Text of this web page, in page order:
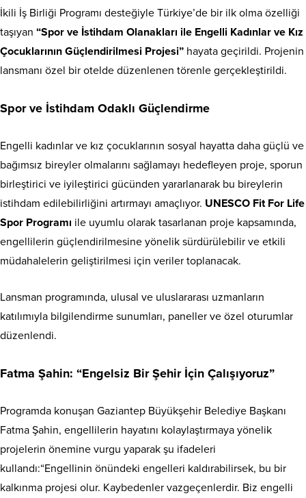
İkili İş Birliği Programı desteğiyle Türkiye’de bir ilk olma özelliği
taşıyan “Spor ve İstihdam Olanakları ile Engelli Kadınlar ve Kız
Çocuklarının Güçlendirilmesi Projesi” hayata geçirildi. Projenin
lansmanı özel bir otelde düzenlenen törenle gerçekleştirildi.
Spor ve İstihdam Odaklı Güçlendirme
Engelli kadınlar ve kız çocuklarının sosyal hayatta daha güçlü ve
bağımsız bireyler olmalarını sağlamayı hedefleyen proje, sporun
birleştirici ve iyileştirici gücünden yararlanarak bu bireylerin
istihdam edilebilirliğini artırmayı amaçlıyor. UNESCO Fit For Life
Spor Programı ile uyumlu olarak tasarlanan proje kapsamında,
engellilerin güçlendirilmesine yönelik sürdürülebilir ve etkili
müdahalelerin geliştirilmesi için veriler toplanacak.
Lansman programında, ulusal ve uluslararası uzmanların
katılımıyla bilgilendirme sunumları, paneller ve özel oturumlar
düzenlendi.
Fatma Şahin: “Engelsiz Bir Şehir İçin Çalışıyoruz”
Programda konuşan Gaziantep Büyükşehir Belediye Başkanı
Fatma Şahin, engellilerin hayatını kolaylaştırmaya yönelik
projelerin önemine vurgu yaparak şu ifadeleri
kullandı:“Engellinin önündeki engelleri kaldırabilirsek, bu bir
kalkınma projesi olur. Kaybedenler vazgeçenlerdir. Biz engelli